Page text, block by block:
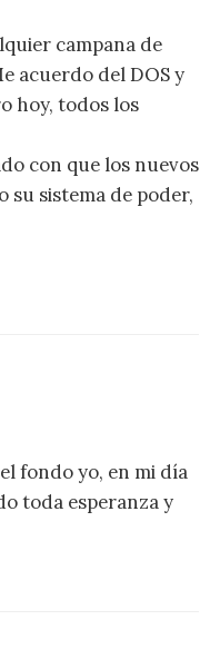
campana de
acuerdo del DOS y
hoy, todos los
con que los nuevos
su sistema de poder,
fondo yo, en mi día
toda esperanza y